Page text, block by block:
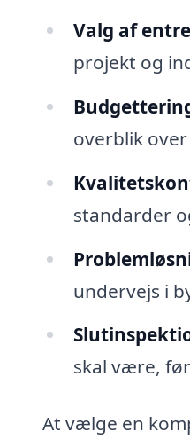
Valg af
projekt og
overblik
standarder
undervejs i
skal være,
At vælge en